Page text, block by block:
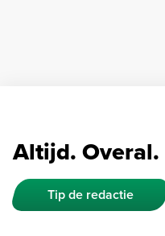
Altijd. Overal.
Tip de redactie